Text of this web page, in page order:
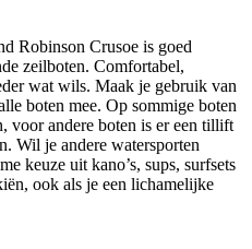
Robinson Crusoe is goed
zeilboten. Comfortabel,
wat wils. Maak je gebruik van
boten mee. Op sommige boten
voor andere boten is er een tillift
Wil je andere watersporten
keuze uit kano’s, sups, surfsets
ook als je een lichamelijke